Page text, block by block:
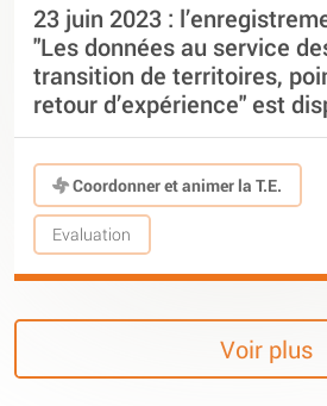
23 juin 2023 :
"Les données au service
transition de territoires,
retour d’expérience" est
Coordonner et animer la T.E.
Evaluation
Voir plus